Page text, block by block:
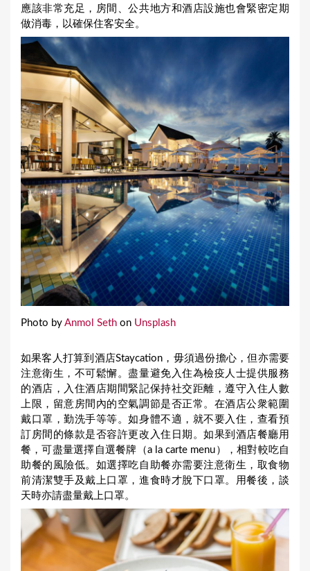
應該非常充足，房間、公共地方和酒店設施也會緊密定期
做消毒，以確保住客安全。
Photo by Anmol Seth on Unsplash
如果客人打算到酒店Staycation，毋須過份擔心，但亦需要
注意衛生，不可鬆懈。盡量避免入住為檢疫人士提供服務
的酒店，入住酒店期間緊記保持社交距離，遵守入住人數
上限，留意房間內的空氣調節是否正常。在酒店公衆範圍
戴口罩，勤洗手等等。如身體不適，就不要入住，查看預
訂房間的條款是否容許更改入住日期。如果到酒店餐廳用
餐，可盡量選擇自選餐牌（a la carte menu），相對較吃自
助餐的風險低。如選擇吃自助餐亦需要注意衛生，取食物
前清潔雙手及戴上口罩，進食時才脫下口罩。用餐後，談
天時亦請盡量戴上口罩。